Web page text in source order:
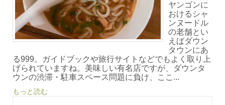
ヤンゴンに
おけるシャ
ンヌードル
の老舗とい
えばダウン
タウンにあ
る999。ガイドブックや旅行サイトなどでもよく取り上
げられていますね。美味しい有名店ですが、ダウンタ
ウンの渋滞・駐車スペース問題に負け、ここ...
もっと読む